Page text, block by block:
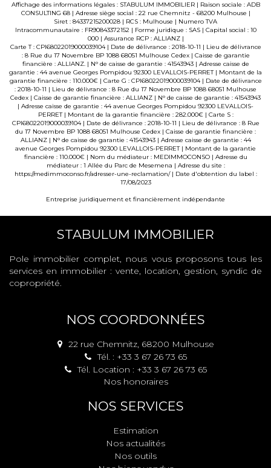
Affichage des informations légales : STABULUM IMMOBILIER | Raison sociale : ADB
CONSULTING 68 | Adresse siège social : 22 rue Chemnitz - 68200 Mulhouse |
Siret : 84337215200028 | RCS : Mulhouse | Numero TVA
Intracommunautaire : FR90843372152 | Forme juridique : SAS | Capital social : 10
000 | Assurance RCP : ALLIANZ |
Carte T : CPI68022019000039104 | Date de délivrance : 2018-10-11 | Lieu de délivrance
: 8 Rue du 17 Novembre BP 1088 68051 Mulhouse Cedex | Caisse de garantie
financière : ALLIANZ. | N° de caisse de garantie : 41543943 | Adresse caisse de
garantie : 44 avenue Georges Pompidou 92300 LEVALLOIS-PERRET | Montant de la
garantie financière : 110.000€ | Carte G : CPI68022019000039104 | Date de délivrance
: 2018-10-11 | Lieu de délivrance : 8 Rue du 17 Novembre BP 1088 68051 Mulhouse
Cedex | Caisse de garantie financière : ALLIANZ | N° de caisse de garantie : 41543943
| Adresse caisse de garantie : 44 avenue Georges Pompidou 92300 LEVALLOIS-
PERRET | Montant de la garantie financière : 282.000€ | Carte S :
CPI68022019000039104 | Date de délivrance : 2018-10-11 | Lieu de délivrance : 8 Rue
du 17 Novembre BP 1088 68051 Mulhouse Cedex | Caisse de garantie financière :
ALLIANZ | N° de caisse de garantie : 41543943 | Adresse caisse de garantie : 44
avenue Georges Pompidou 92300 LEVALLOIS-PERRET | Montant de la garantie
financière : 110.000€ | Nom du médiateur : MEDIMMOCONSO | Adresse du
médiateur : 1 Allée du Parc de Mesemena | Adresse du site :
https://medimmoconso.fr/adresser-une-reclamation/| Date d'obtention du label :
17/08/2023
Entreprise juridiquement et financièrement indépendante
STABULUM IMMOBILIER
Pole immobilier complet, nous vous proposons tous les
services en immobilier : vente, location, gestion, syndic de
copropriété.
NOS COORDONNÉES
22 rue Chemnitz, 68200 Mulhouse
Tél. : +33 3 67 26 73 65
Tél. Location : +33 3 67 26 73 65
Nos honoraires
NOS SERVICES
Estimation
Nos actualités
Nos outils